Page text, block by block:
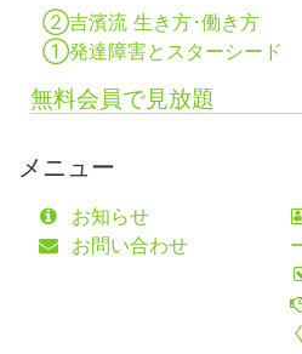
②吉濱流 生き方･働き方
①発達障害とスターシード
無料会員で見放題
メニュー
お知らせ
お問い合わせ